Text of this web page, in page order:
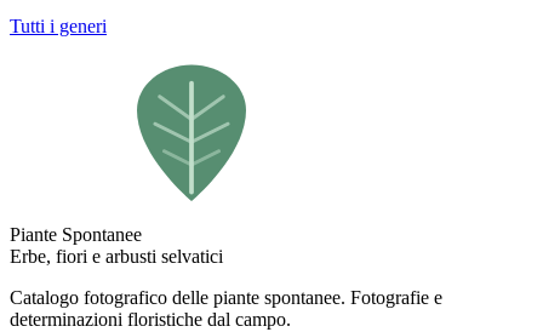
Tutti i generi
Piante Spontanee
Erbe, fiori e arbusti selvatici
Catalogo fotografico delle piante spontanee. Fotografie e
determinazioni floristiche dal campo.